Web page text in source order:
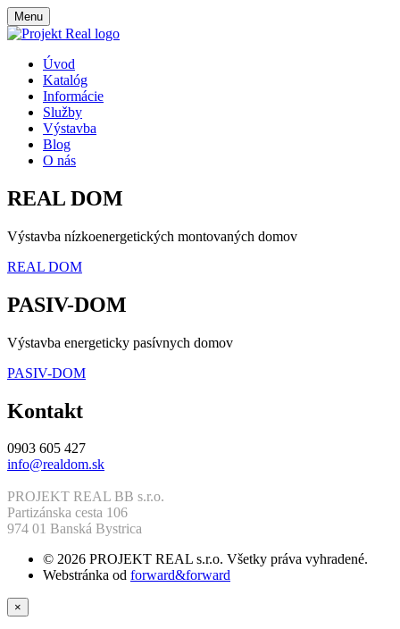
Menu
Úvod
Katalóg
Informácie
Služby
Výstavba
Blog
O nás
REAL DOM
Výstavba nízkoenergetických montovaných domov
REAL DOM
PASIV-DOM
Výstavba energeticky pasívnych domov
PASIV-DOM
Kontakt
0903 605 427
info@realdom.sk
PROJEKT REAL BB s.r.o.
Partizánska cesta 106
974 01 Banská Bystrica
© 2026 PROJEKT REAL s.r.o. Všetky práva vyhradené.
Webstránka od forward&forward
×